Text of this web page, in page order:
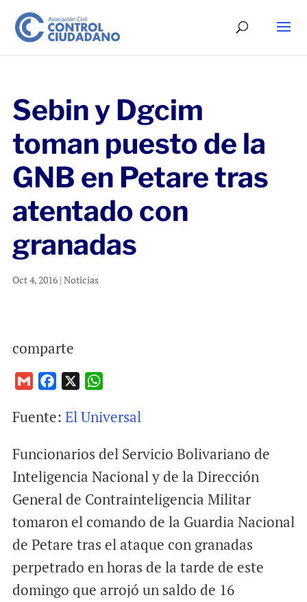
Sebin y Dgcim
toman puesto de la
GNB en Petare tras
atentado con
granadas
Oct 4, 2016| Noticias
comparte
a
l
c
b
k
a
s
p
Fuente: El Universal
Funcionarios del Servicio Bolivariano de
Inteligencia Nacional y de la Dirección
General de Contrainteligencia Militar
tomaron el comando de la Guardia Nacional
de Petare tras el ataque con granadas
perpetrado en horas de la tarde de este
domingo que arrojó un saldo de 16